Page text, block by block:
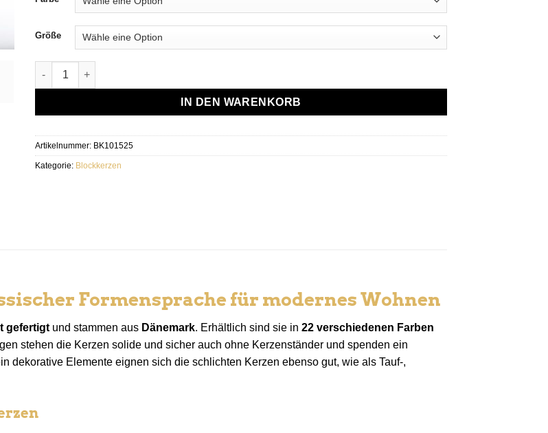
Größe
Dänische Blockkerzen Menge
IN DEN WARENKORB
Artikelnummer: BK101525
Kategorie: Blockkerzen
Formensprache für modernes Wohnen
gefertigt und stammen aus Dänemark. Erhältlich sind sie in 22 verschiedenen Farben
stehen die Kerzen solide und sicher auch ohne Kerzenständer und spenden ein
dekorative Elemente eignen sich die schlichten Kerzen ebenso gut, wie als Tauf-,